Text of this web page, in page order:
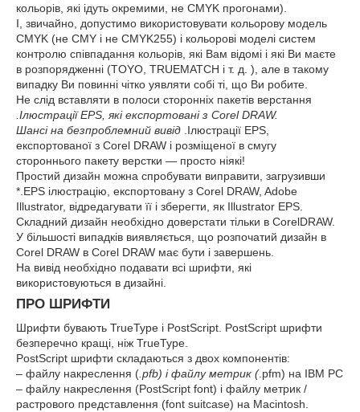
кольорів, які ідуть окремими, не CMYK прогонами).
І, звичайно, допустимо використовувати кольорову модель
CMYK (не CMY і не CMYK255) і кольорові моделі систем
контролю співпадання кольорів, які Вам відомі і які Ви маєте
в розпорядженні (TOYO, TRUEMATCH і т. д. ), але в такому
випадку Ви повинні чітко уявляти собі ті, що Ви робите.
Не слід вставляти в полоси сторонніх пакетів верстання
.Ілюстрації EPS, які експортовані з Corel DRAW.
Шансі на безпроблемний вивід .Ілюстрації EPS,
експортованої з Corel DRAW і розміщеної в смугу
стороннього пакету верстки — просто ніякі!
Простий дизайн можна спробувати виправити, загрузивши
*.EPS ілюстрацію, експортовану з Corel DRAW, Adobe
Illustrator, відредагувати її і зберегти, як Illustrator EPS.
Складний дизайн необхідно доверстати тільки в CorelDRAW.
У більшості випадків виявляється, що розпочатий дизайн в
Corel DRAW в Corel DRAW має бути і завершень.
На вивід необхідно подавати всі шрифти, які
використовуються в дизайні.
ПРО ШРИФТИ
Шрифти бувають TrueType і PostScript. PostScript шрифти
безперечно кращі, ніж TrueType.
PostScript шрифти складаються з двох компонентів:
– файлу накреслення (.pfb) і файлу метрик (.pfm) на IBM PC
– файлу накреслення (PostScript font) і файлу метрик /
растрового представлення (font suitcase) на Macintosh.